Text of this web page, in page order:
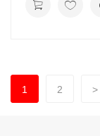
1 2 >